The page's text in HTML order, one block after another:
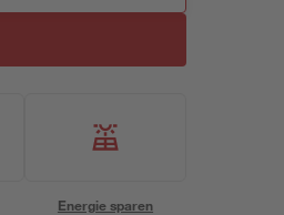
Energie sparen